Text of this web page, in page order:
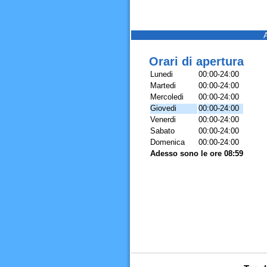
Orari di apertura
Lunedi
00:00-24:00
Martedi
00:00-24:00
Mercoledi
00:00-24:00
Giovedi
00:00-24:00
Venerdi
00:00-24:00
Sabato
00:00-24:00
Domenica
00:00-24:00
Adesso sono le ore 08:59